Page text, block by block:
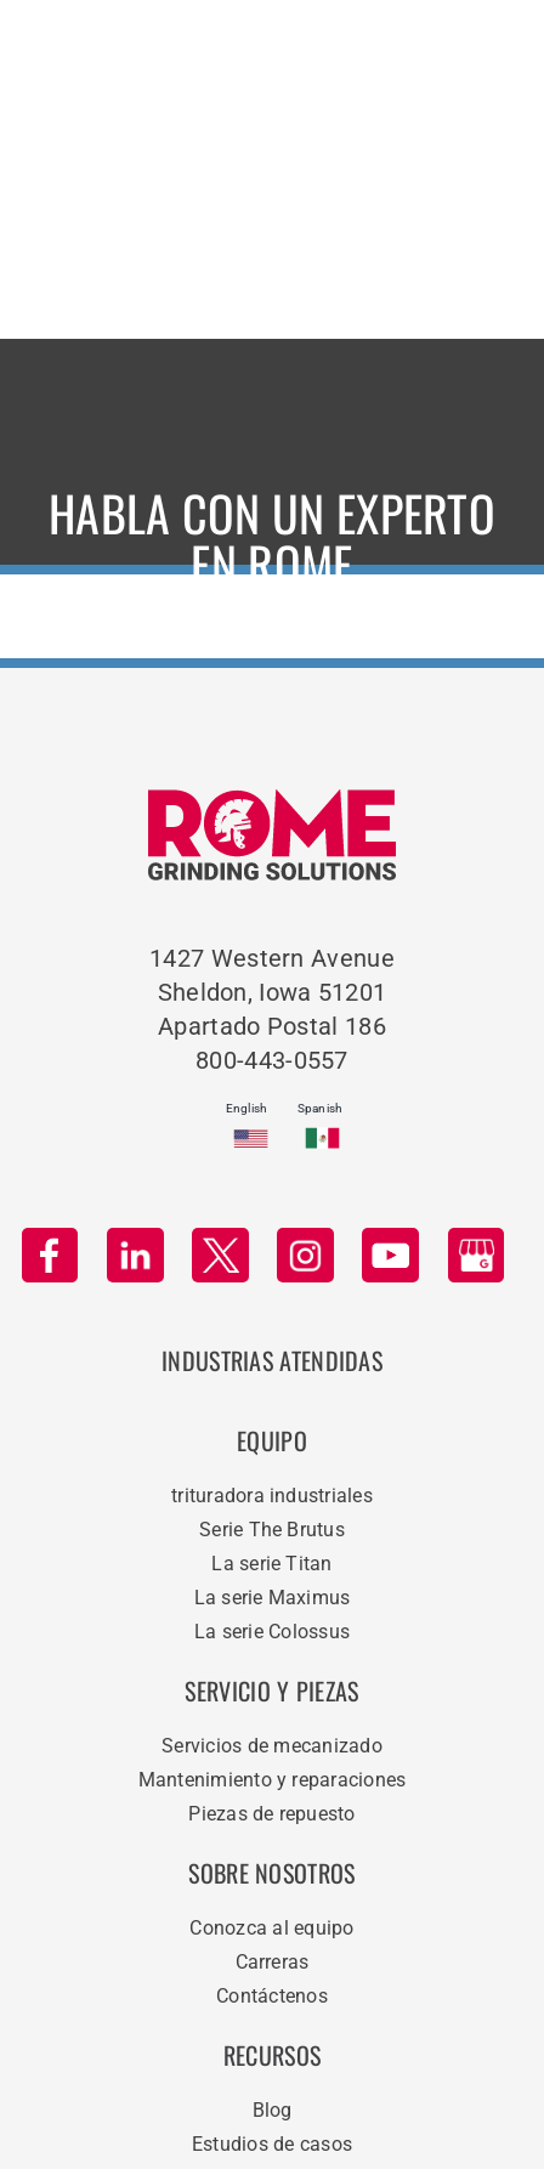
HABLA CON UN EXPERTO
EN ROME
1427 Western Avenue
Sheldon, Iowa 51201
Apartado Postal 186
800-443-0557
English Spanish
INDUSTRIAS ATENDIDAS
EQUIPO
trituradora industriales
Serie The Brutus
La serie Titan
La serie Maximus
La serie Colossus
SERVICIO Y PIEZAS
Servicios de mecanizado
Mantenimiento y reparaciones
Piezas de repuesto
SOBRE NOSOTROS
Conozca al equipo
Carreras
Contáctenos
RECURSOS
Blog
Estudios de casos